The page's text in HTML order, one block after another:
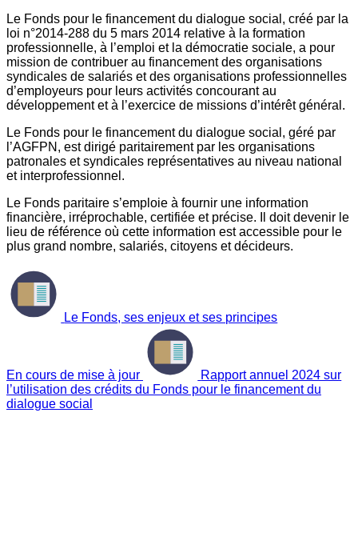
Le Fonds pour le financement du dialogue social, créé par la
loi n°2014-288 du 5 mars 2014 relative à la formation
professionnelle, à l’emploi et la démocratie sociale, a pour
mission de contribuer au financement des organisations
syndicales de salariés et des organisations professionnelles
d’employeurs pour leurs activités concourant au
développement et à l’exercice de missions d’intérêt général.
Le Fonds pour le financement du dialogue social, géré par
l’AGFPN, est dirigé paritairement par les organisations
patronales et syndicales représentatives au niveau national
et interprofessionnel.
Le Fonds paritaire s’emploie à fournir une information
financière, irréprochable, certifiée et précise. Il doit devenir le
lieu de référence où cette information est accessible pour le
plus grand nombre, salariés, citoyens et décideurs.
Le Fonds, ses enjeux et ses principes
En cours de mise à jour
Rapport annuel 2024 sur
l’utilisation des crédits du Fonds pour le financement du
dialogue social